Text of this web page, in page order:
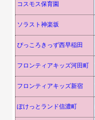
コスモス保育園
ソラスト神楽坂
ぴっころきっず西早稲田
フロンティアキッズ河田町
フロンティアキッズ新宿
ぽけっとランド信濃町